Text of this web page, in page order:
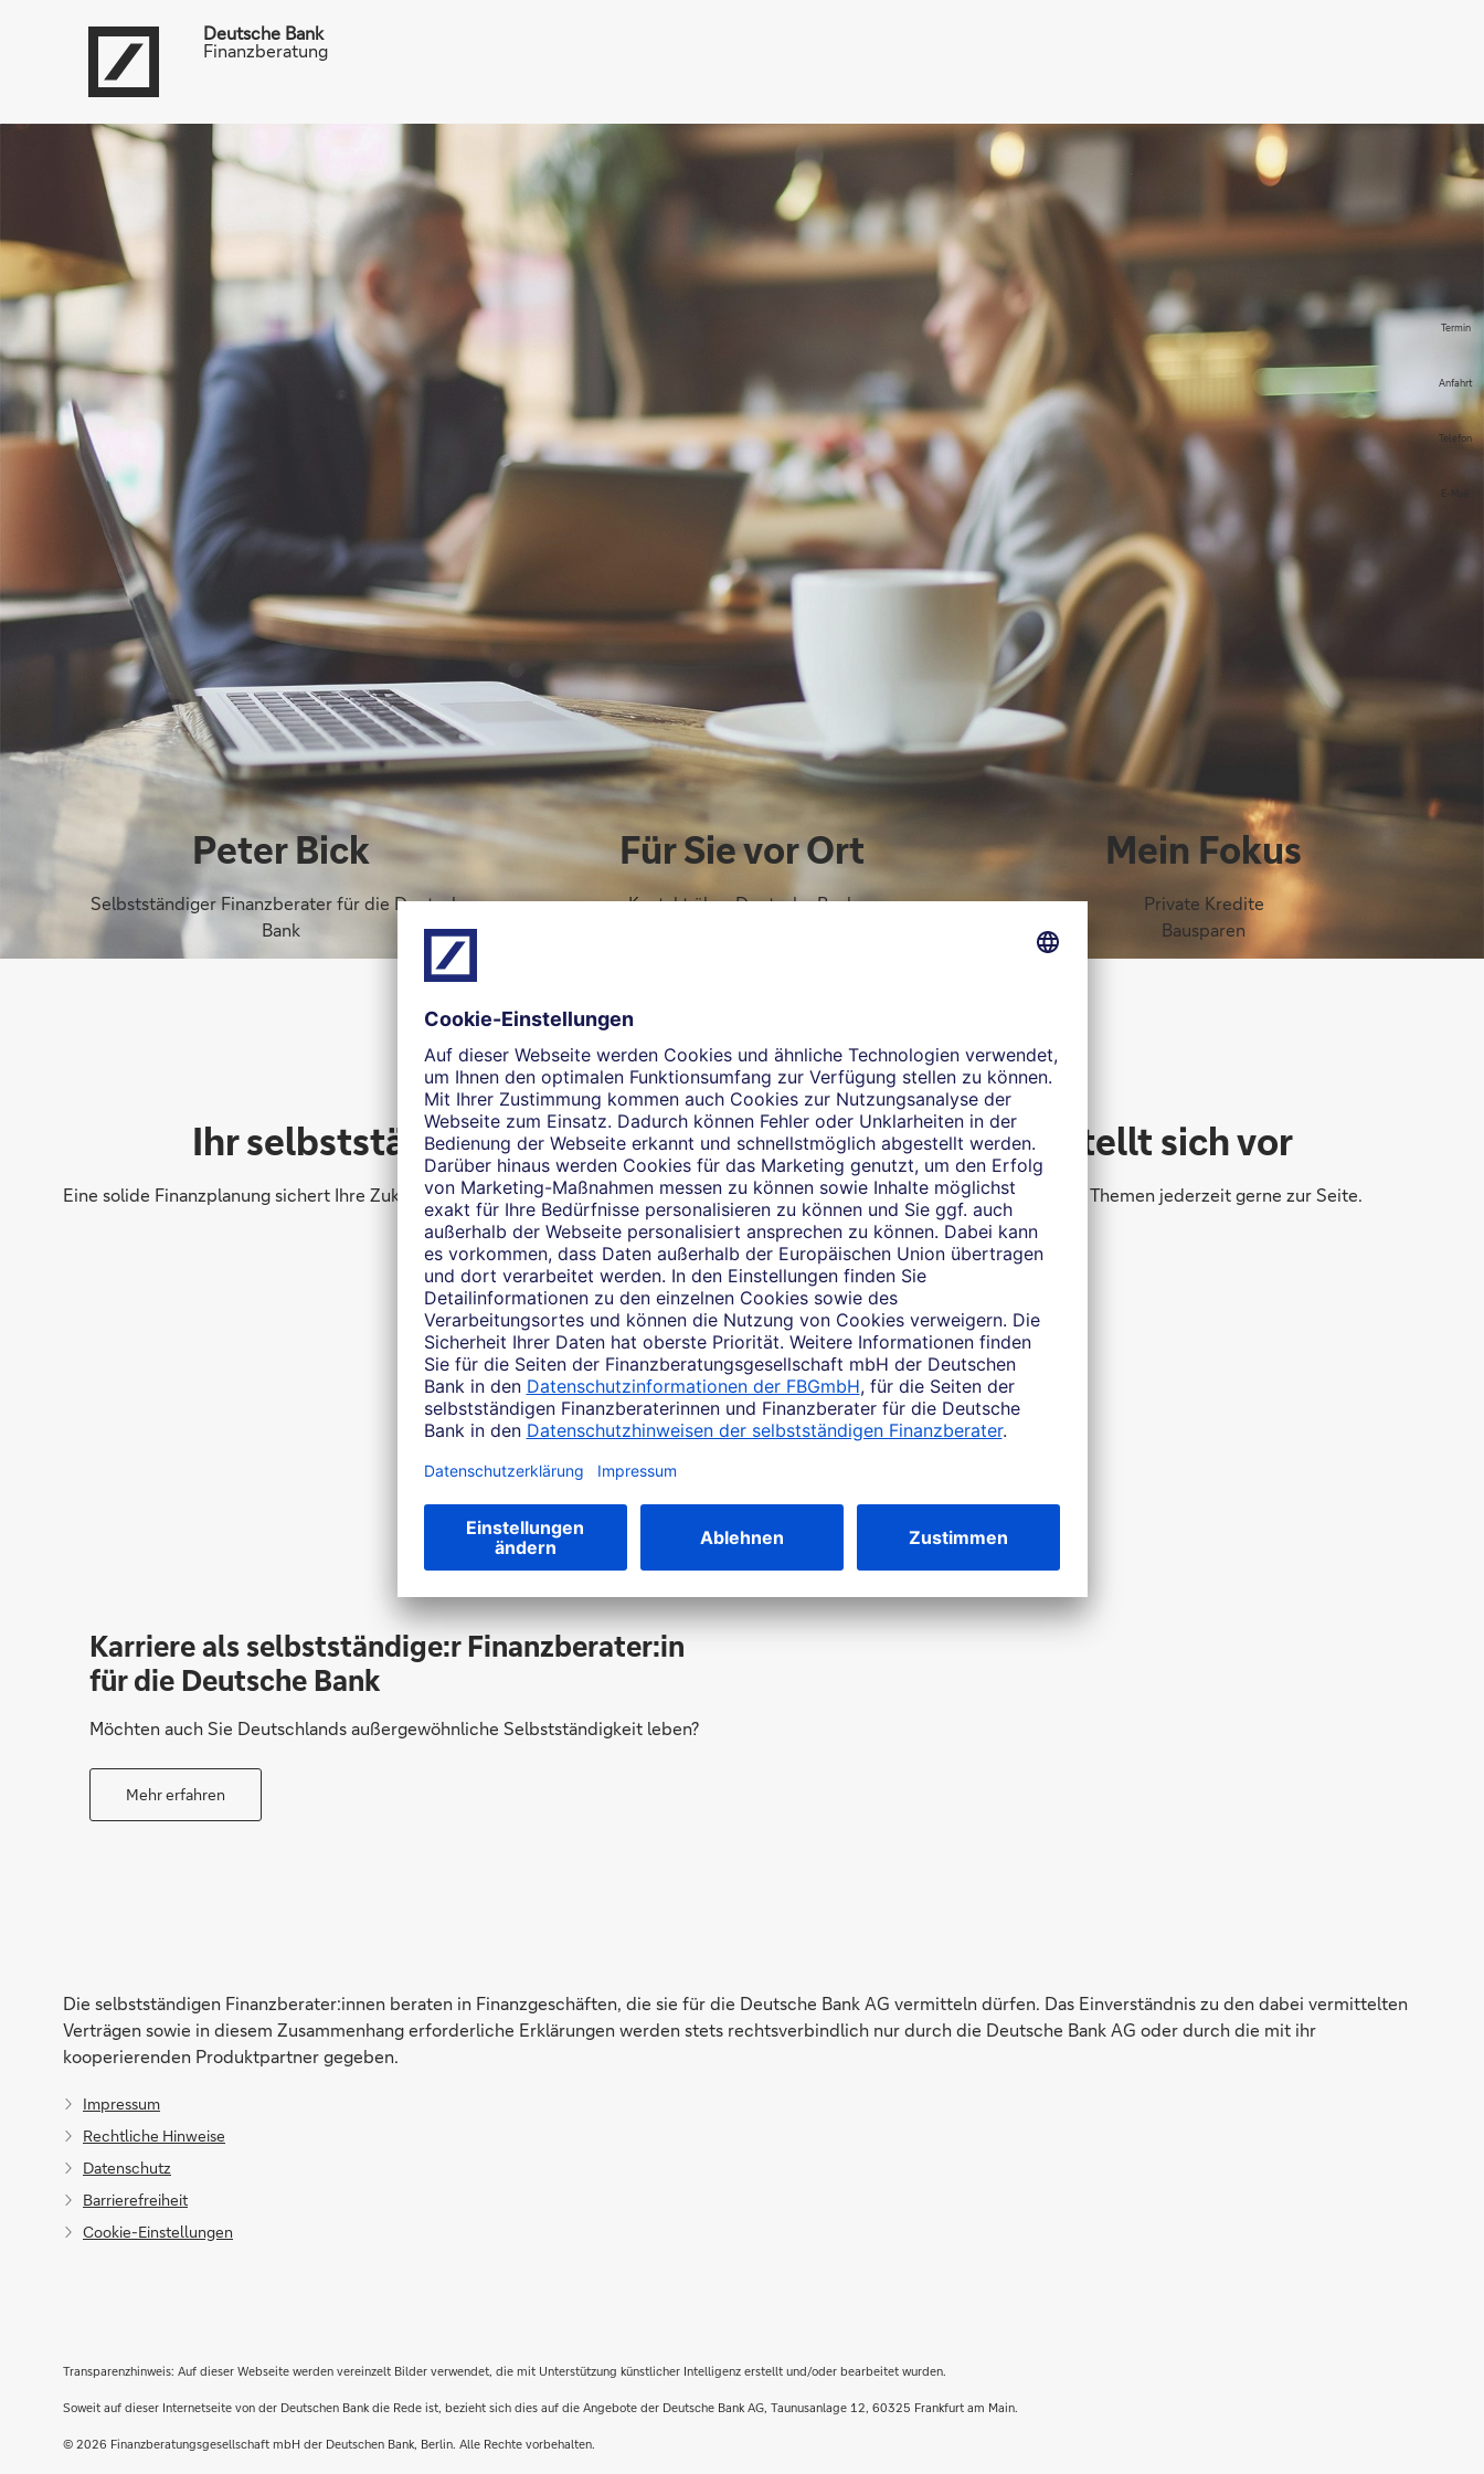
Deutsche Bank
Finanzberatung
Termin
Anfahrt
Telefon
E-Mail
Peter Bick
Selbstständiger Finanzberater für die Deutsche
Bank
Für Sie vor Ort
Kontakt über Deutsche Bank
Mein Fokus
Private Kredite
Bausparen
Ihr selbstständiger Finanzberater in Markkleeberg stellt sich vor
Eine solide Finanzplanung sichert Ihre Zukunft. Als selbstständiger Finanzberater in Markkleeberg stehe ich Ihnen zu finanziellen Themen jederzeit gerne zur Seite.
Welches Thema beschäftigt Sie?
Werden Sie Teil des Teams
Karriere als selbstständige:r Finanzberater:in
für die Deutsche Bank
Möchten auch Sie Deutschlands außergewöhnliche Selbstständigkeit leben?
Mehr erfahren
Die selbstständigen Finanzberater:innen beraten in Finanzgeschäften, die sie für die Deutsche Bank AG vermitteln dürfen. Das Einverständnis zu den dabei vermittelten
Verträgen sowie in diesem Zusammenhang erforderliche Erklärungen werden stets rechtsverbindlich nur durch die Deutsche Bank AG oder durch die mit ihr
kooperierenden Produktpartner gegeben.
Impressum
Rechtliche Hinweise
Datenschutz
Barrierefreiheit
Cookie-Einstellungen
Transparenzhinweis: Auf dieser Webseite werden vereinzelt Bilder verwendet, die mit Unterstützung künstlicher Intelligenz erstellt und/oder bearbeitet wurden.
Soweit auf dieser Internetseite von der Deutschen Bank die Rede ist, bezieht sich dies auf die Angebote der Deutsche Bank AG, Taunusanlage 12, 60325 Frankfurt am Main.
© 2026 Finanzberatungsgesellschaft mbH der Deutschen Bank, Berlin. Alle Rechte vorbehalten.